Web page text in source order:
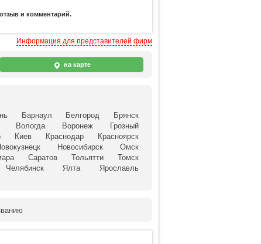
и комментарий.
Информация для представителей фирм
на карте
Барнаул Белгород
Брянск
Вологда Воронеж
Грозный
Киев Краснодар
Красноярск
Новосибирск
Омск
Саратов Тольятти
Томск
Челябинск Ялта
Ярославль